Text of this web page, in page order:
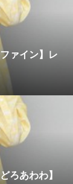
ァイン】レ
ろあわわ】